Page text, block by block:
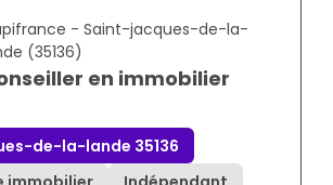
- Saint-jacques-de-la-
(35136)
en immobilier
de-la-lande 35136